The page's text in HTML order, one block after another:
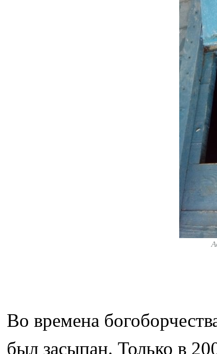
Во времена
был засыпан. Только в